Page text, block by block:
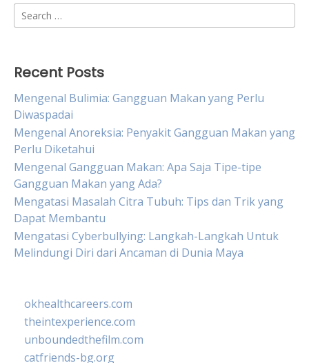
Search
for:
Recent Posts
Mengenal Bulimia: Gangguan Makan yang Perlu
Diwaspadai
Mengenal Anoreksia: Penyakit Gangguan Makan yang
Perlu Diketahui
Mengenal Gangguan Makan: Apa Saja Tipe-tipe
Gangguan Makan yang Ada?
Mengatasi Masalah Citra Tubuh: Tips dan Trik yang
Dapat Membantu
Mengatasi Cyberbullying: Langkah-Langkah Untuk
Melindungi Diri dari Ancaman di Dunia Maya
okhealthcareers.com
theintexperience.com
unboundedthefilm.com
catfriends-bg.org